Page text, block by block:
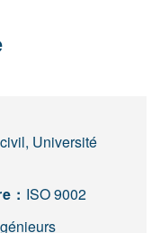
Université
: ISO 9002